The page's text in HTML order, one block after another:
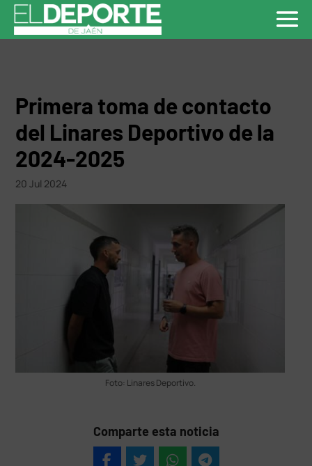
Primera toma de contacto
del Linares Deportivo de la
2024-2025
20 Jul 2024
Foto: Linares Deportivo.
Comparte esta noticia